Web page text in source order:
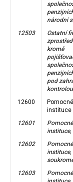
národní
12503
Ostatní
kromě
pod
kontrolou
12600
instituce
12601
instituce,
12602
instituce,
12603